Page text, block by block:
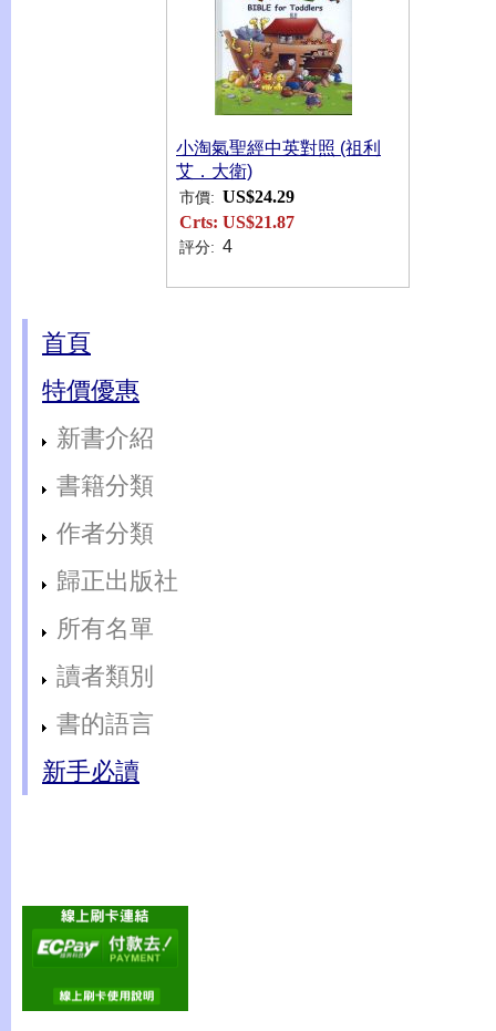
小淘氣聖經中英對照 (祖利
艾．大衛)
市價: US$24.29
Crts: US$21.87
評分: 4
首頁
特價優惠
新書介紹
書籍分類
作者分類
歸正出版社
所有名單
讀者類別
書的語言
新手必讀